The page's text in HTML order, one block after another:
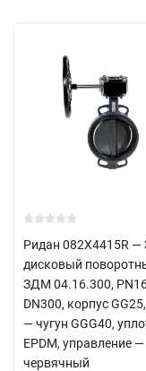
Ридан 082X4415R —
дисковый
ЗДМ 04.16.300,
DN300, корпус
— чугун GGG40,
EPDM, управление —
червячный